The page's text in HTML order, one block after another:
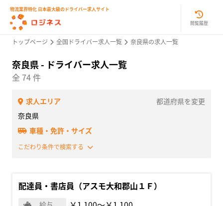
物流業界特化 日本最大級のドライバー求人サイト
閲覧履歴
トップページ 全国ドライバー求人一覧 奈良県の求人一覧
奈良県 - ドライバー求人一覧
全 74 件
求人エリア
都道府県を変更
奈良県
車種・免許・サイズ
こだわり条件で検索する
配達員・書店員（アスモ大和郡山１Ｆ）